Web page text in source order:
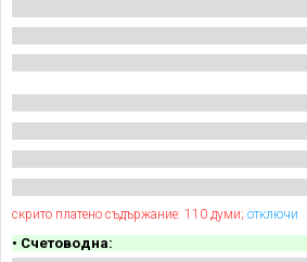
скрито платено съдържание: 110 думи; отключи
• Счетоводна: